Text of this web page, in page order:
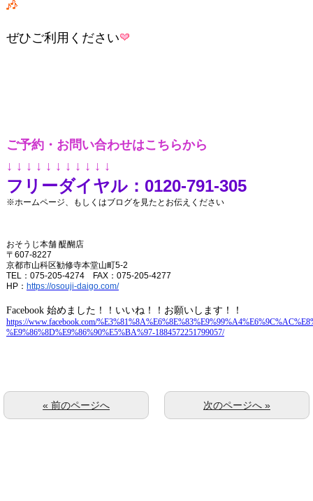
ぜひご利用ください
ご予約・お問い合わせはこちらから
↓ ↓ ↓ ↓ ↓ ↓ ↓ ↓ ↓ ↓ ↓
フリーダイヤル： 0120-791-305
※ホームページ、もしくはブログを見たとお伝えください
おそうじ本舗 醍醐店
〒 607-8227
京都市山科区勧修寺本堂山町5-2
TEL： 075-205-4274 FAX： 075-205-4277
HP： https://osouji-daigo.com/
Facebook 始めました！！いいね！！お願いします！！
https://www.facebook.com/
%E9%86%8D%E9%86%90%E5%BA%97-1884572251799057/
次のページへ »
« 前のページへ